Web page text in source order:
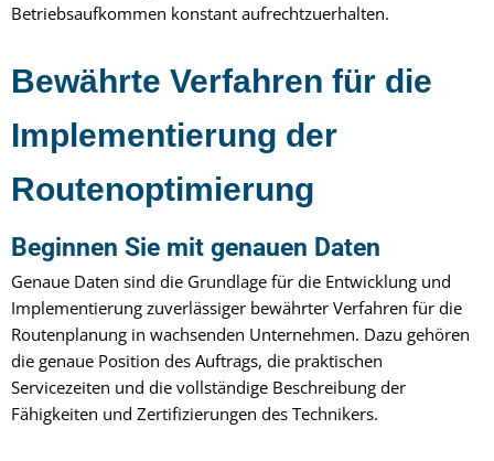
Betriebsaufkommen konstant aufrechtzuerhalten.
Bewährte Verfahren für die
Implementierung der
Routenoptimierung
Beginnen Sie mit genauen Daten
Genaue Daten sind die Grundlage für die Entwicklung und
Implementierung zuverlässiger bewährter Verfahren für die
Routenplanung in wachsenden Unternehmen. Dazu gehören
die genaue Position des Auftrags, die praktischen
Servicezeiten und die vollständige Beschreibung der
Fähigkeiten und Zertifizierungen des Technikers.